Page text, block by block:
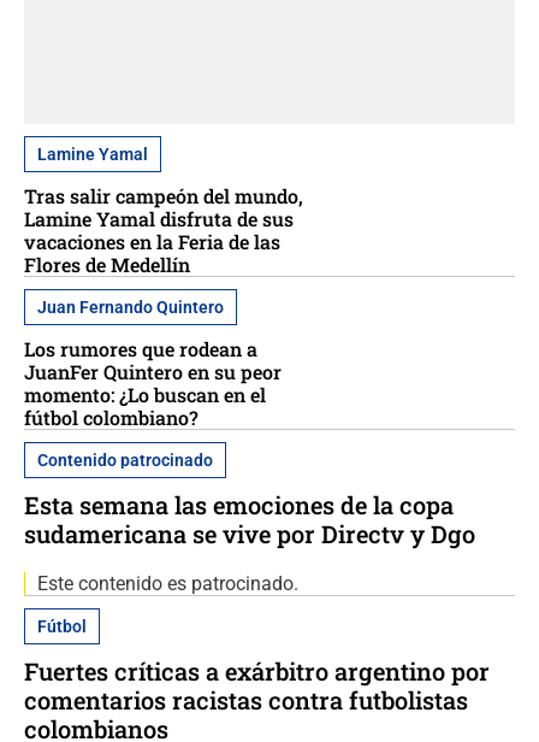
Lamine Yamal
Tras salir campeón del mundo,
Lamine Yamal disfruta de sus
vacaciones en la Feria de las
Flores de Medellín
Juan Fernando Quintero
Los rumores que rodean a
JuanFer Quintero en su peor
momento: ¿Lo buscan en el
fútbol colombiano?
Contenido patrocinado
Esta semana las emociones de la copa
sudamericana se vive por Directv y Dgo
Este contenido es patrocinado.
Fútbol
Fuertes críticas a exárbitro argentino por
comentarios racistas contra futbolistas
colombianos